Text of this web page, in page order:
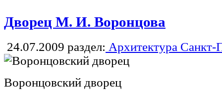
Дворец М. И. Воронцова
24.07.2009 раздел: Архитектура Санкт-
Воронцовский дворец